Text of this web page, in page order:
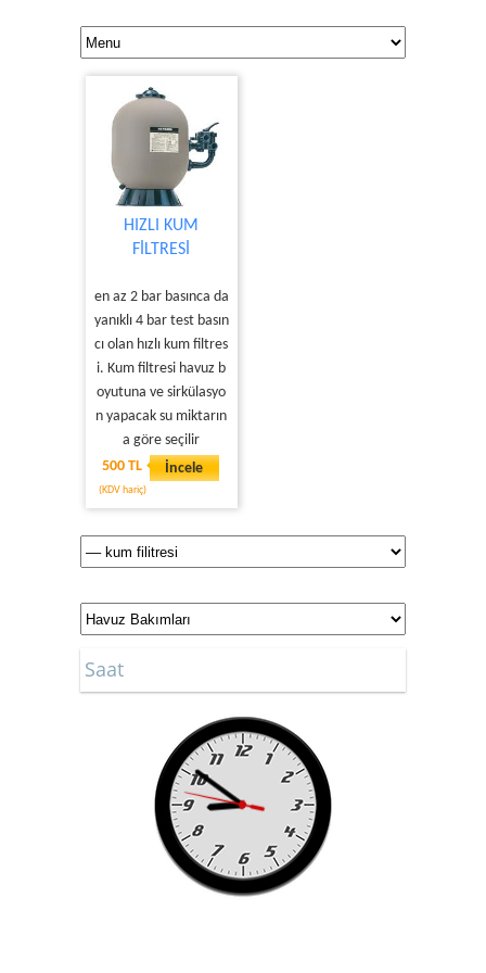
HIZLI KUM
FİLTRESİ
en az 2 bar basınca da
yanıklı 4 bar test basın
cı olan hızlı kum filtres
i. Kum filtresi havuz b
oyutuna ve sirkülasyo
n yapacak su miktarın
a göre seçilir
500 TL
(KDV hariç)
İncele
Saat